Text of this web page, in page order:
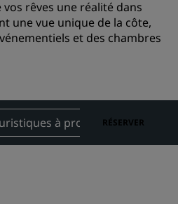
adaptés aux familles
d'affaires
du centre-ville
rêves une réalité dans
une vue unique de la côte,
et des chambres
à proximitéRÉSERVER